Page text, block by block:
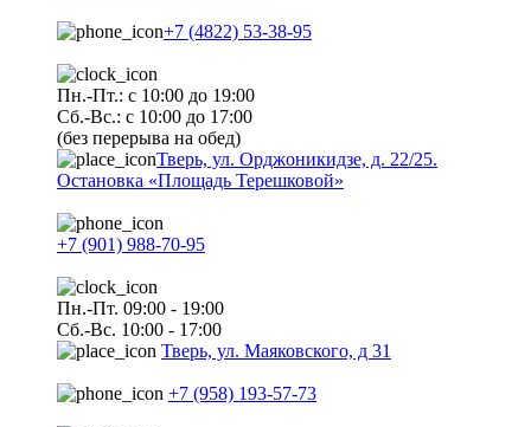
+7 (4822) 53-38-95
Пн.-Пт.: с 10:00 до 19:00
Сб.-Вс.: с 10:00 до 17:00
(без перерыва на обед)
Тверь, ул. Орджоникидзе, д. 22/25.
Остановка «Площадь Терешковой»
+7 (901) 988-70-95
Пн.-Пт. 09:00 - 19:00
Сб.-Вс. 10:00 - 17:00
Тверь, ул. Маяковского, д 31
+7 (958) 193-57-73